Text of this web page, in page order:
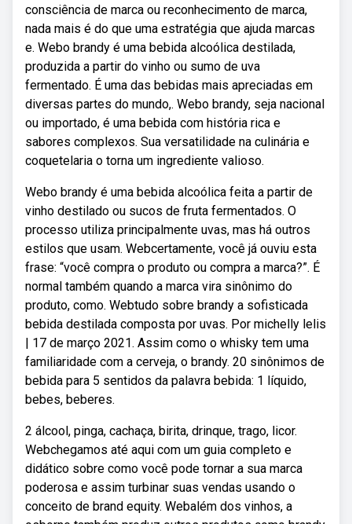
consciência de marca ou reconhecimento de marca,
nada mais é do que uma estratégia que ajuda marcas
e. Webo brandy é uma bebida alcoólica destilada,
produzida a partir do vinho ou sumo de uva
fermentado. É uma das bebidas mais apreciadas em
diversas partes do mundo,. Webo brandy, seja nacional
ou importado, é uma bebida com história rica e
sabores complexos. Sua versatilidade na culinária e
coquetelaria o torna um ingrediente valioso.
Webo brandy é uma bebida alcoólica feita a partir de
vinho destilado ou sucos de fruta fermentados. O
processo utiliza principalmente uvas, mas há outros
estilos que usam. Webcertamente, você já ouviu esta
frase: “você compra o produto ou compra a marca?”. É
normal também quando a marca vira sinônimo do
produto, como. Webtudo sobre brandy a sofisticada
bebida destilada composta por uvas. Por michelly lelis
| 17 de março 2021. Assim como o whisky tem uma
familiaridade com a cerveja, o brandy. 20 sinônimos de
bebida para 5 sentidos da palavra bebida: 1 líquido,
bebes, beberes.
2 álcool, pinga, cachaça, birita, drinque, trago, licor.
Webchegamos até aqui com um guia completo e
didático sobre como você pode tornar a sua marca
poderosa e assim turbinar suas vendas usando o
conceito de brand equity. Webalém dos vinhos, a